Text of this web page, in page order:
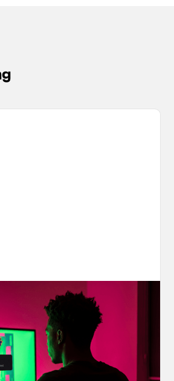
Protected: How
Check Keeps
you love, but is it safe to
IP Safety Check, powered
you scan your creations for